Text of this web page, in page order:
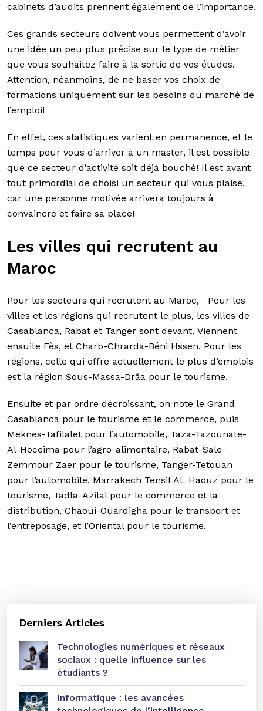
cabinets d’audits prennent également de l’importance.
Ces grands secteurs doivent vous permettent d’avoir
une idée un peu plus précise sur le type de métier
que vous souhaitez faire à la sortie de vos études.
Attention, néanmoins, de ne baser vos choix de
formations uniquement sur les besoins du marché de
l’emploi!
En effet, ces statistiques varient en permanence, et le
temps pour vous d’arriver à un master, il est possible
que ce secteur d’activité soit déjà bouché! Il est avant
tout primordial de choisi un secteur qui vous plaise,
car une personne motivée arrivera toujours à
convaincre et faire sa place!
Les villes qui recrutent au
Maroc
Pour les secteurs qui recrutent au Maroc, Pour les
villes et les régions qui recrutent le plus, les villes de
Casablanca, Rabat et Tanger sont devant. Viennent
ensuite Fès, et Charb-Chrarda-Béni Hssen. Pour les
régions, celle qui offre actuellement le plus d’emplois
est la région Sous-Massa-Drâa pour le tourisme.
Ensuite et par ordre décroissant, on note le Grand
Casablanca pour le tourisme et le commerce, puis
Meknes-Tafilalet pour l’automobile, Taza-Tazounate-
Al-Hoceima pour l’agro-alimentaire, Rabat-Sale-
Zemmour Zaer pour le tourisme, Tanger-Tetouan
pour l’automobile, Marrakech Tensif AL Haouz pour le
tourisme, Tadla-Azilal pour le commerce et la
distribution, Chaoui-Ouardigha pour le transport et
l’entreposage, et l’Oriental pour le tourisme.
Derniers Articles
Technologies numériques et réseaux
sociaux : quelle influence sur les
étudiants ?
Informatique : les avancées